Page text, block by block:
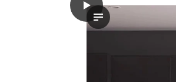
play
Videoen viser en
NICKEBO Låge, mat